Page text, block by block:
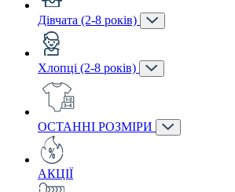
Дівчата (2-8 років)
Хлопці (2-8 років)
ОСТАННІ РОЗМІРИ
АКЦІЇ